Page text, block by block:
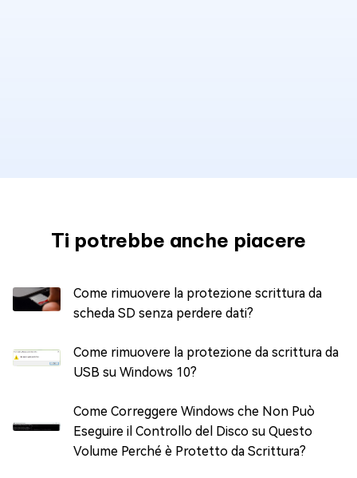
Ti potrebbe anche piacere
Come rimuovere la protezione scrittura da
scheda SD senza perdere dati?
Come rimuovere la protezione da scrittura da
USB su Windows 10?
Come Correggere Windows che Non Può
Eseguire il Controllo del Disco su Questo
Volume Perché è Protetto da Scrittura?